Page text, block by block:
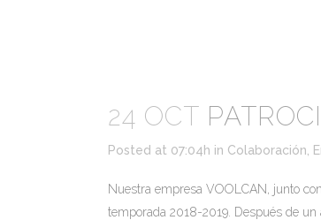
24 OCT
Posted at 07:04h in Colaboración
Nuestra empresa VOOLCAN, junto
temporada 2018-2019. Después de